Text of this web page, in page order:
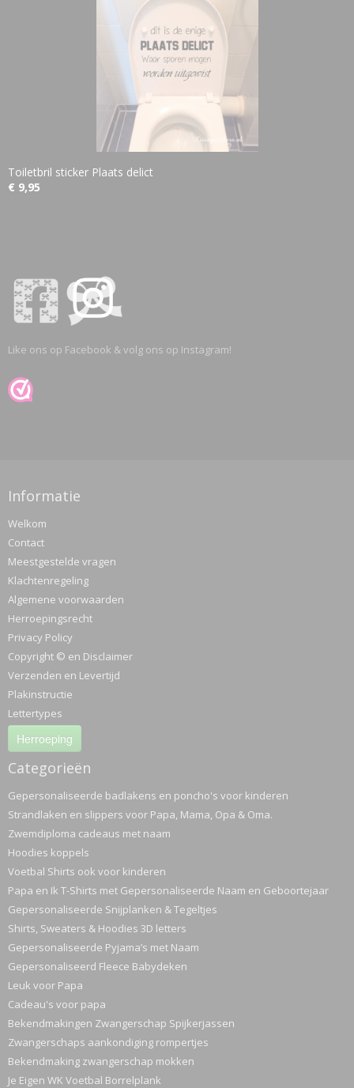
Toiletbril sticker Plaats delict
€ 9,95
Like ons op Facebook & volg ons op Instagram!
Informatie
Welkom
Contact
Meestgestelde vragen
Klachtenregeling
Algemene voorwaarden
Herroepingsrecht
Privacy Policy
Copyright © en Disclaimer
Verzenden en Levertijd
Plakinstructie
Lettertypes
Herroeping
Categorieën
Gepersonaliseerde badlakens en poncho's voor kinderen
Strandlaken en slippers voor Papa, Mama, Opa & Oma.
Zwemdiploma cadeaus met naam
Hoodies koppels
Voetbal Shirts ook voor kinderen
Papa en Ik T-Shirts met Gepersonaliseerde Naam en Geboortejaar
Gepersonaliseerde Snijplanken & Tegeltjes
Shirts, Sweaters & Hoodies 3D letters
Gepersonaliseerde Pyjama’s met Naam
Gepersonaliseerd Fleece Babydeken
Leuk voor Papa
Cadeau's voor papa
Bekendmakingen Zwangerschap Spijkerjassen
Zwangerschaps aankondiging rompertjes
Bekendmaking zwangerschap mokken
Je Eigen WK Voetbal Borrelplank